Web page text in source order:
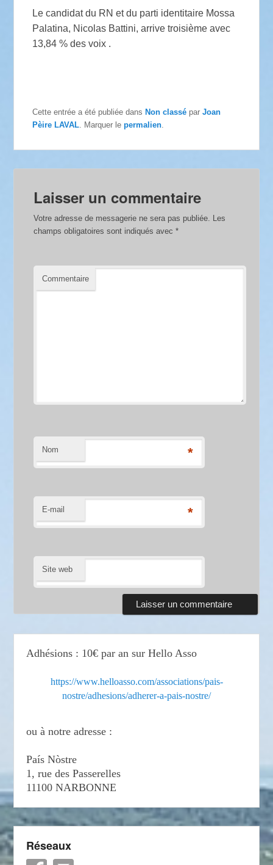
Le candidat du RN et du parti identitaire Mossa
Palatina, Nicolas Battini, arrive troisième avec
13,84 % des voix .
Cette entrée a été publiée dansNon classé parJoan
Pèire LAVAL . Marquer lepermalien
Laisser un commentaire
Votre adresse de messagerie ne sera pas publiée. Les
champs obligatoires sont indiqués avec*
Commentaire
Nom *
E-mail *
Site web
Adhésions : 10€ par an sur Hello Asso
https://www.helloasso.com/associations/pais-
nostre/adhesions/adherer-a-pais-nostre/
ou à notre adresse :
País Nòstre
1, rue des Passerelles
11100 NARBONNE
Réseaux